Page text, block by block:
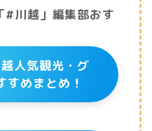
川越」編集部おす
人気観光・グ
すめまとめ！